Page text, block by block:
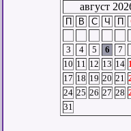
август
П В С Ч П
3
4 5 6 7
10 11 12 13 14
17 18 19 20 21
24 25 26 27 28
31